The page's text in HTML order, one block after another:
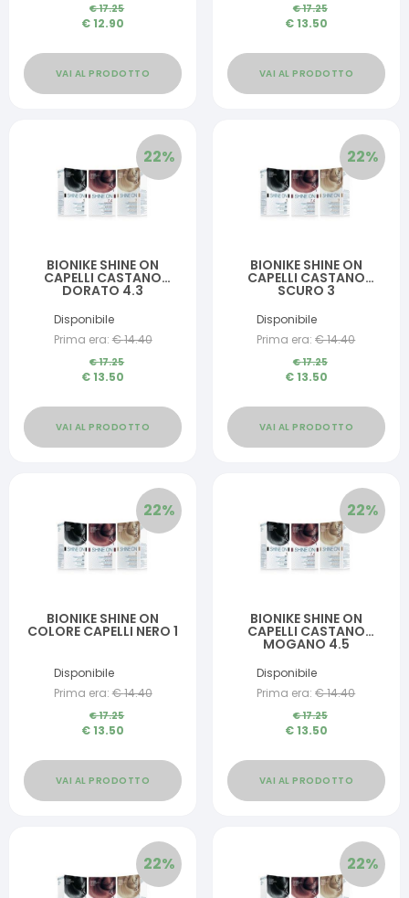
€17.25
€12.90
VAI AL PRODOTTO
€17.25
€13.50
VAI AL PRODOTTO
22%
BIONIKE SHINE ON
CAPELLI CASTANO
DORATO 4.3
Disponibile
Prima era: €14.40
€17.25
€13.50
VAI AL PRODOTTO
22%
BIONIKE SHINE ON
CAPELLI CASTANO
SCURO 3
Disponibile
Prima era: €14.40
€17.25
€13.50
VAI AL PRODOTTO
22%
BIONIKE SHINE ON
COLORE CAPELLI NERO 1
Disponibile
Prima era: €14.40
€17.25
€13.50
VAI AL PRODOTTO
22%
BIONIKE SHINE ON
CAPELLI CASTANO
MOGANO 4.5
Disponibile
Prima era: €14.40
€17.25
€13.50
VAI AL PRODOTTO
22% 22%